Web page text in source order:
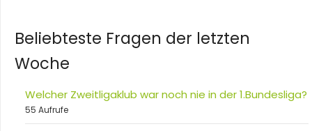
Beliebteste Fragen der letzten
Woche
Welcher Zweitligaklub war noch nie in der 1.Bundesliga?
55 Aufrufe